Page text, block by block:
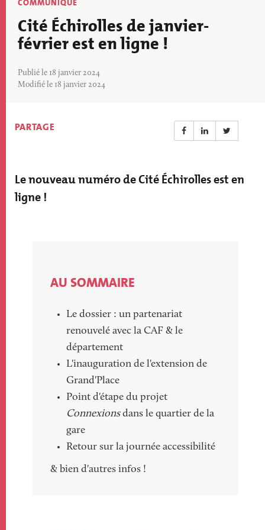
actu
COMMUNIQUÉ
Cité Échirolles de janvier-
février est en ligne !
Publié le 18 janvier 2024
Modifié le 18 janvier 2024
PARTAGE
Résumé
actualité
Le nouveau numéro de Cité Échirolles est en
ligne !
AU SOMMAIRE
Le dossier : un partenariat
renouvelé avec la CAF & le
département
L'inauguration de l'extension de
Grand'Place
Point d'étape du projet
Connexionsdans le quartier de la
gare
Retour sur la journée accessibilité
& bien d'autres infos !